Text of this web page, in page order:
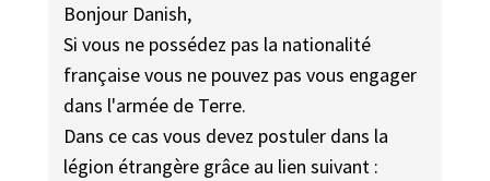
Bonjour Danish,
Si vous ne possédez pas la nationalité
française vous ne pouvez pas vous engager
dans l'armée de Terre.
Dans ce cas vous devez postuler dans la
légion étrangère grâce au lien suivant :